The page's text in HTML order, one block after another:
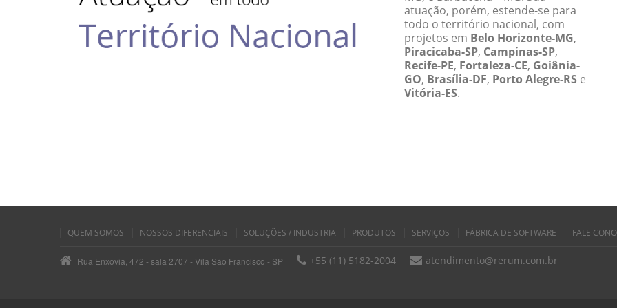
atuação, porém, estende-se para
todo o território nacional, com
projetos em Belo Horizonte-MG,
Piracicaba-SP, Campinas-SP,
Recife-PE, Fortaleza-CE, Goiânia-
GO, Brasília-DF, Porto Alegre-RS e
Vitória-ES.
QUEM SOMOS NOSSOS DIFERENCIAIS SOLUÇÕES / INDUSTRIA PRODUTOS SERVIÇOS FÁBRICA DE SOFTWARE FALE
Rua Enxovia, 472 - sala 2707 - Vila São Francisco - SP +55 (11) 5182-2004 atendimento@rerum.com.br